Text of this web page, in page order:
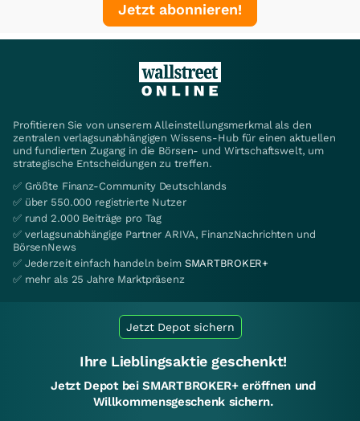
Jetzt abonnieren!
Profitieren Sie von unserem Alleinstellungsmerkmal als den
zentralen verlagsunabhängigen Wissens-Hub für einen aktuellen
und fundierten Zugang in die Börsen- und Wirtschaftswelt, um
strategische Entscheidungen zu treffen.
✅ Größte Finanz-Community Deutschlands
✅ über 550.000 registrierte Nutzer
✅ rund 2.000 Beiträge pro Tag
✅ verlagsunabhängige Partner ARIVA, FinanzNachrichten und
BörsenNews
✅ Jederzeit einfach handeln beim SMARTBROKER+
✅ mehr als 25 Jahre Marktpräsenz
Jetzt Depot sichern
Ihre Lieblingsaktie geschenkt!
Jetzt Depot bei SMARTBROKER+ eröffnen und
Willkommensgeschenk sichern.